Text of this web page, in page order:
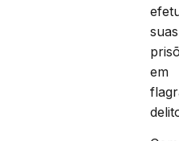
suas
em